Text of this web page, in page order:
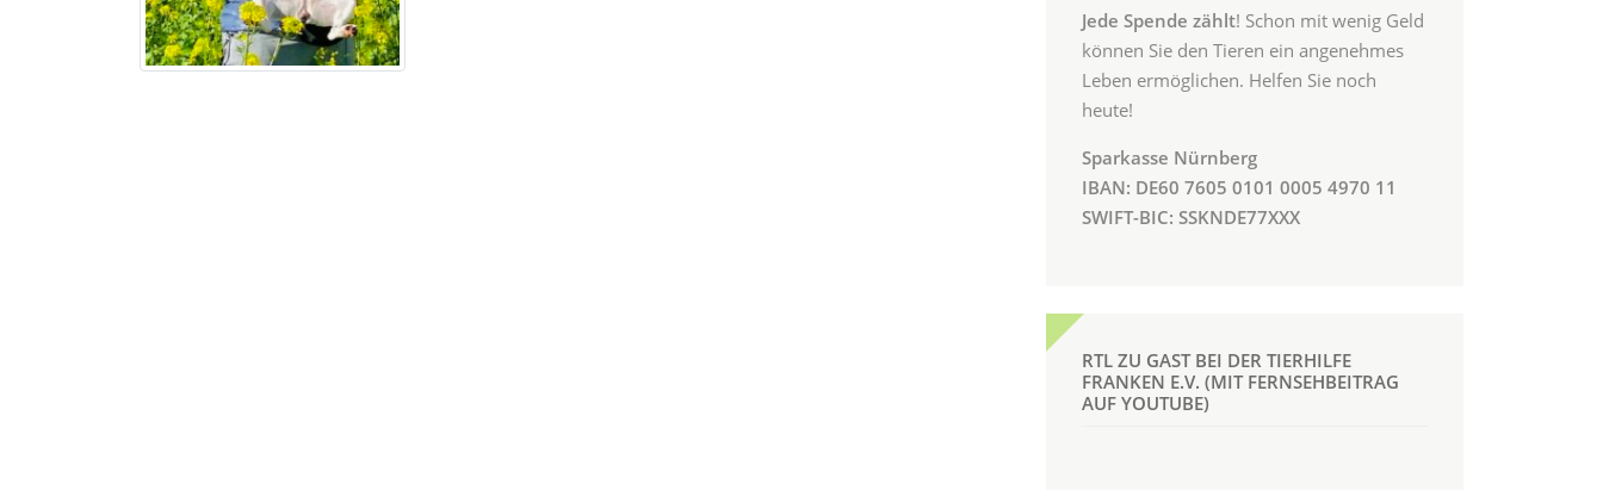
Jede Spende zählt! Schon mit wenig Geld
können Sie den Tieren ein angenehmes
Leben ermöglichen. Helfen Sie noch
heute!
Sparkasse Nürnberg
IBAN: DE60 7605 0101 0005 4970 11
SWIFT-BIC: SSKNDE77XXX
RTL ZU GAST BEI DER TIERHILFE
FRANKEN E.V. (MIT FERNSEHBEITRAG
AUF YOUTUBE)